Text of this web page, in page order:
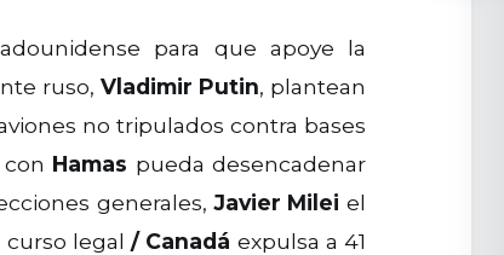
para que apoye la
ruso, Vladimir Putin, plantean
no tripulados contra bases
con Hamas pueda desencadenar
generales,Javier Milei el
curso legal/ Canadá expulsa a 41